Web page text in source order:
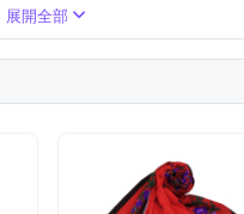
展開全部